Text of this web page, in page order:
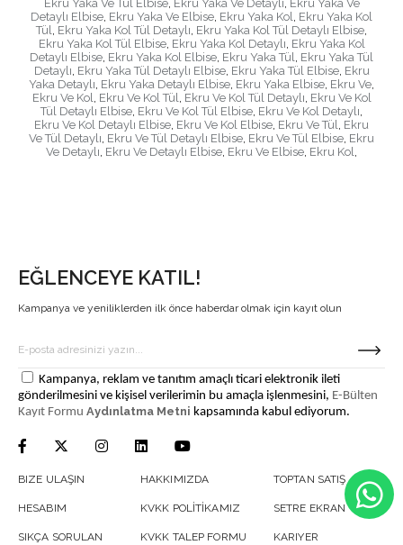
Ekru Yaka Ve Tül Elbise, Ekru Yaka Ve Detaylı Ekru Yaka Ve
Detaylı Elbise Ekru Yaka Ve Elbise Ekru Yaka Kol Ekru Yaka Kol
Tül Ekru Yaka Kol Tül Detaylı Ekru Yaka Kol Tül Detaylı Elbise
Ekru Yaka Kol Tül Elbise, Ekru Yaka Kol Detaylı Ekru Yaka Kol
Detaylı Elbise Ekru Yaka Kol Elbise Ekru Yaka Tül Ekru Yaka Tül
Detaylı Ekru Yaka Tül Detaylı Elbise, Ekru Yaka Tül Elbise, Ekru
Yaka Detaylı Ekru Yaka Detaylı Elbise Ekru Yaka Elbise Ekru Ve
Ekru Ve Kol Ekru Ve Kol Tül Ekru Ve Kol Tül Detaylı Ekru Ve Kol
Tül Detaylı Elbise Ekru Ve Kol Tül Elbise Ekru Ve Kol Detaylı
Ekru Ve Kol Detaylı Elbise Ekru Ve Kol Elbise Ekru Ve Tül Ekru
Ve Tül Detaylı Ekru Ve Tül Detaylı Elbise Ekru Ve Tül Elbise Ekru
Ve Detaylı Ekru Ve Detaylı Elbise Ekru Ve Elbise Ekru Kol
EĞLENCEYE KATIL!
Kampanya ve yeniliklerden ilk önce haberdar olmak için kayıt olun
Kampanya, reklam ve tanıtım amaçlı ticari elektronik ileti
gönderilmesini ve kişisel verilerimin bu amaçla işlenmesini, E-Bülten
Kayıt Formu Aydınlatma Metni kapsamında kabul ediyorum.
BIZE ULAŞIN
HESABIM
SIKÇA SORULAN
HAKKIMIZDA
KVKK POLİTİKAMIZ
KVKK TALEP FORMU
TOPTAN SATIŞ
SETRE EKRAN
KARIYER